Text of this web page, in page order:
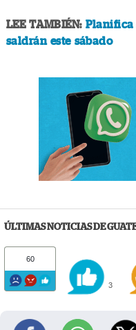
LEE TAMBIÉN: Planifica
saldrán este sábado
ÚLTIMAS NOTICIAS DE
60
3